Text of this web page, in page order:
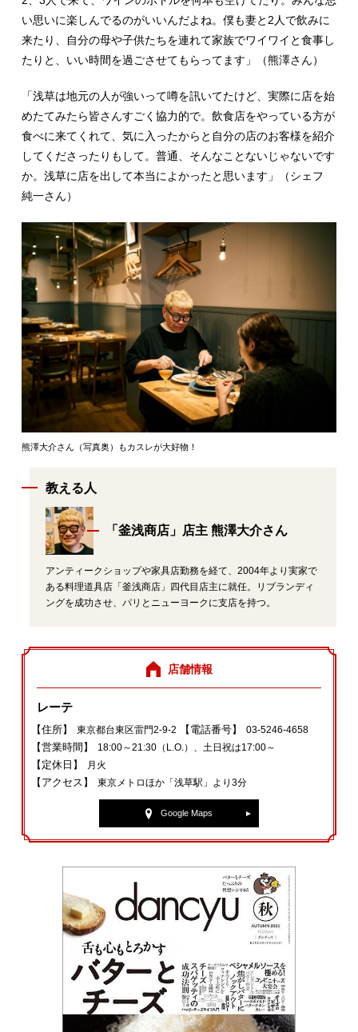
い思いに楽しんでるのがいいんだよね。僕も妻と2人で飲みに
来たり、自分の母や子供たちを連れて家族でワイワイと食事し
たりと、いい時間を過ごさせてもらってます」（熊澤さん）
「浅草は地元の人が強いって噂を訊いてたけど、実際に店を始
めたてみたら皆さんすごく協力的で。飲食店をやっている方が
食べに来てくれて、気に入ったからと自分の店のお客様を紹介
してくださったりもして。普通、そんなことないじゃないです
か。浅草に店を出して本当によかったと思います」（シェフ
純一さん）
熊澤大介さん（写真奥）もカスレが大好物！
教える人
「釜浅商店」店主 熊澤大介さん
アンティークショップや家具店勤務を経て、2004年より実家で
ある料理道具店「釜浅商店」四代目店主に就任。リブランディ
ングを成功させ、パリとニューヨークに支店を持つ。
店舗情報
レーテ
【住所】 東京都台東区雷門2‐9‐2 【電話番号】 03‐5246‐4658
【営業時間】 18:00～21:30（L.O.）、土日祝は17:00～
【定休日】 月火
【アクセス】 東京メトロほか「浅草駅」より3分
Google Maps